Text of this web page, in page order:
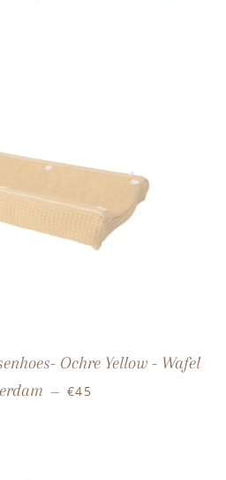
Ochre Yellow - Wafel
— NORMALE PRIJS
€45